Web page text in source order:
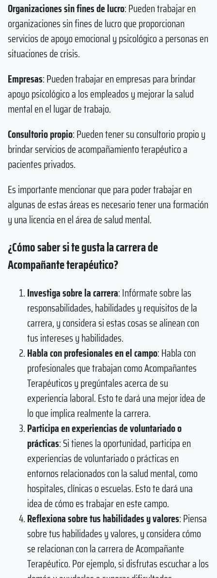
Organizaciones sin fines de lucro: Pueden trabajar en
organizaciones sin fines de lucro que proporcionan
servicios de apoyo emocional y psicológico a personas en
situaciones de crisis.
Empresas: Pueden trabajar en empresas para brindar
apoyo psicológico a los empleados y mejorar la salud
mental en el lugar de trabajo.
Consultorio propio: Pueden tener su consultorio propio y
brindar servicios de acompañamiento terapéutico a
pacientes privados.
Es importante mencionar que para poder trabajar en
algunas de estas áreas es necesario tener una formación
y una licencia en el área de salud mental.
¿Cómo saber si te gusta la carrera de
Acompañante terapéutico?
Investiga sobre la carrera: Infórmate sobre las
responsabilidades, habilidades y requisitos de la
carrera, y considera si estas cosas se alinean con
tus intereses y habilidades.
Habla con profesionales en el campo: Habla con
profesionales que trabajan como Acompañantes
Terapéuticos y pregúntales acerca de su
experiencia laboral. Esto te dará una mejor idea de
lo que implica realmente la carrera.
Participa en experiencias de voluntariado o
prácticas: Si tienes la oportunidad, participa en
experiencias de voluntariado o prácticas en
entornos relacionados con la salud mental, como
hospitales, clínicas o escuelas. Esto te dará una
idea de cómo es trabajar en este campo.
Reflexiona sobre tus habilidades y valores: Piensa
sobre tus habilidades y valores, y considera cómo
se relacionan con la carrera de Acompañante
Terapéutico. Por ejemplo, si disfrutas escuchar a los